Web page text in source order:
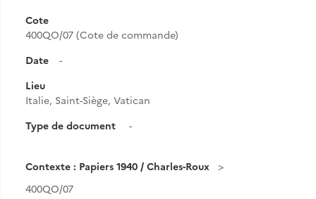
Cote
400QO/07 (Cote de commande)
Date
-
Lieu
Italie, Saint-Siège, Vatican
Type de document
-
Contexte : Papiers 1940 / Charles-Roux
400QO/07